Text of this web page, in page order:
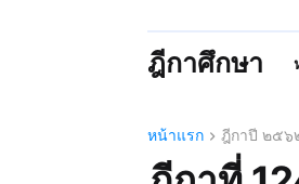
ฎีกาศึกษา
หน้าแรก ฎีกาปี ๒๕๖